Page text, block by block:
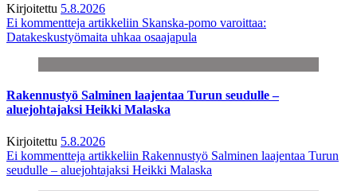
Kirjoitettu 5.8.2026
Ei kommentteja artikkeliin Skanska-pomo varoittaa:
Datakeskustyömaita uhkaa osaajapula
Rakennustyö Salminen laajentaa Turun seudulle –
aluejohtajaksi Heikki Malaska
Kirjoitettu 5.8.2026
Ei kommentteja artikkeliin Rakennustyö Salminen laajentaa Turun
seudulle – aluejohtajaksi Heikki Malaska